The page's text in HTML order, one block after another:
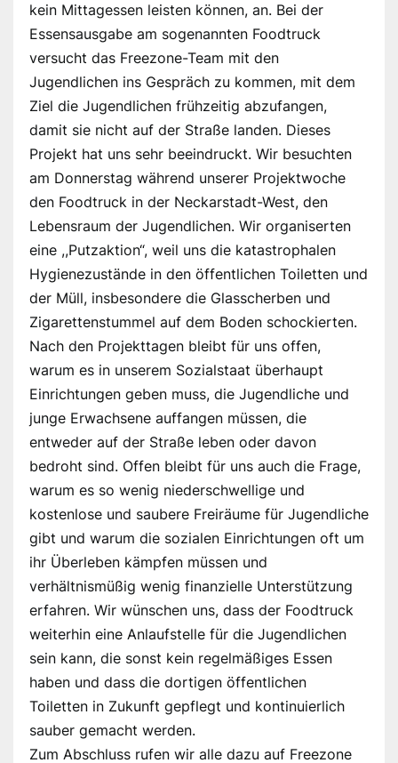
kein Mittagessen leisten können, an. Bei der
Essensausgabe am sogenannten Foodtruck
versucht das Freezone-Team mit den
Jugendlichen ins Gespräch zu kommen, mit dem
Ziel die Jugendlichen frühzeitig abzufangen,
damit sie nicht auf der Straße landen. Dieses
Projekt hat uns sehr beeindruckt. Wir besuchten
am Donnerstag während unserer Projektwoche
den Foodtruck in der Neckarstadt-West, den
Lebensraum der Jugendlichen. Wir organiserten
eine ,,Putzaktion“, weil uns die katastrophalen
Hygienezustände in den öffentlichen Toiletten und
der Müll, insbesondere die Glasscherben und
Zigarettenstummel auf dem Boden schockierten.
Nach den Projekttagen bleibt für uns offen,
warum es in unserem Sozialstaat überhaupt
Einrichtungen geben muss, die Jugendliche und
junge Erwachsene auffangen müssen, die
entweder auf der Straße leben oder davon
bedroht sind. Offen bleibt für uns auch die Frage,
warum es so wenig niederschwellige und
kostenlose und saubere Freiräume für Jugendliche
gibt und warum die sozialen Einrichtungen oft um
ihr Überleben kämpfen müssen und
verhältnismüßig wenig finanzielle Unterstützung
erfahren. Wir wünschen uns, dass der Foodtruck
weiterhin eine Anlaufstelle für die Jugendlichen
sein kann, die sonst kein regelmäßiges Essen
haben und dass die dortigen öffentlichen
Toiletten in Zukunft gepflegt und kontinuierlich
sauber gemacht werden.
Zum Abschluss rufen wir alle dazu auf Freezone